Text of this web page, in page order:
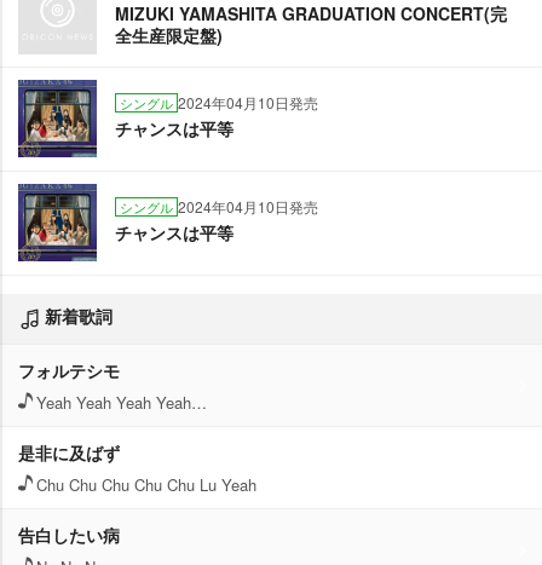
MIZUKI YAMASHITA GRADUATION CONCERT(完
全生産限定盤)
シングル 2024年04月10日発売
チャンスは平等
シングル 2024年04月10日発売
チャンスは平等
新着歌詞
フォルテシモ
Yeah Yeah Yeah Yeah…
是非に及ばず
Chu Chu Chu Chu Chu Lu Yeah
告白したい病